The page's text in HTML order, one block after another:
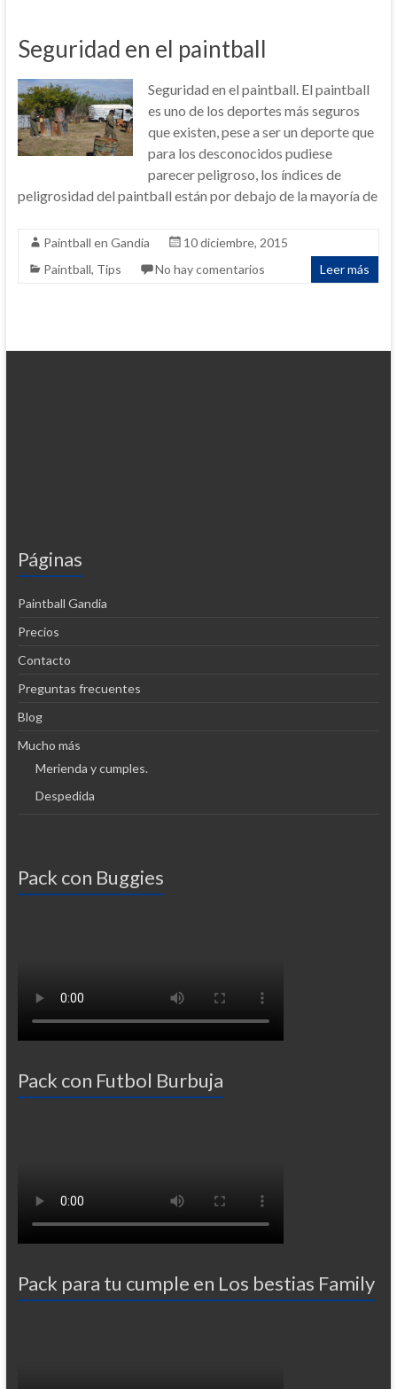
Seguridad en el paintball
Seguridad en el paintball. El paintball
es uno de los deportes más seguros
que existen, pese a ser un deporte que
para los desconocidos pudiese
parecer peligroso, los índices de
peligrosidad del paintball están por debajo de la mayoría de
Paintball en Gandia
10 diciembre, 2015
Paintball, Tips No hay comentarios Leer más
Páginas
Paintball Gandia
Precios
Contacto
Preguntas frecuentes
Blog
Mucho más
Merienda y cumples.
Despedida
Pack con Buggies
Pack con Futbol Burbuja
Pack para tu cumple en Los bestias Family